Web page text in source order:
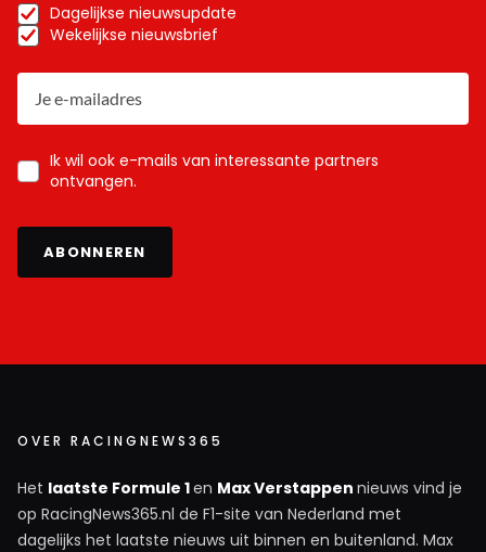
Dagelijkse nieuwsupdate
Wekelijkse nieuwsbrief
Ik wil ook e-mails van interessante partners
ontvangen.
ABONNEREN
OVER RACINGNEWS365
Het laatste Formule 1en Max Verstappen nieuws vind je
op RacingNews365.nl de F1-site van Nederland met
dagelijks het laatste nieuws uit binnen en buitenland. Max